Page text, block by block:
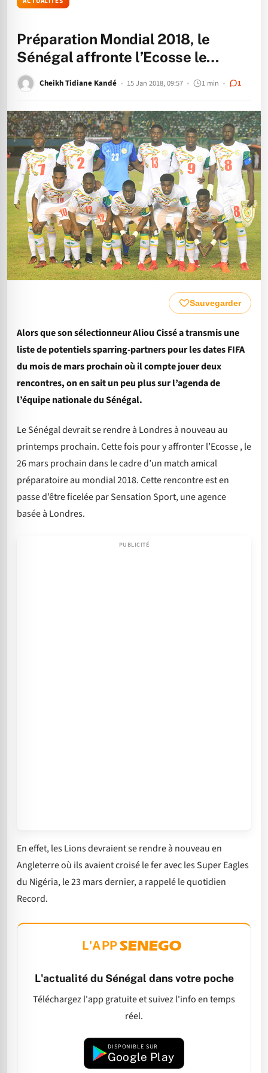
Préparation Mondial 2018, le
Sénégal affronte l’Ecosse le…
Cheikh Tidiane Kandé 15 Jan 2018, 09:57 1 min 1
Sauvegarder
Alors que son sélectionneur Aliou Cissé a transmis une
liste de potentiels sparring-partners pour les dates FIFA
du mois de mars prochain où il compte jouer deux
rencontres, on en sait un peu plus sur l’agenda de
l’équipe nationale du Sénégal.
Le Sénégal devrait se rendre à Londres à nouveau au
printemps prochain. Cette fois pour y affronter l’Ecosse , le
26 mars prochain dans le cadre d’un match amical
préparatoire au mondial 2018. Cette rencontre est en
passe d’être ficelée par Sensation Sport, une agence
basée à Londres.
En effet, les Lions devraient se rendre à nouveau en
Angleterre où ils avaient croisé le fer avec les Super Eagles
du Nigéria, le 23 mars dernier, a rappelé le quotidien
Record.
L'APP
L'actualité du Sénégal dans votre poche
Téléchargez l'app gratuite et suivez l'info en temps
réel.
DISPONIBLE SUR
Google Play